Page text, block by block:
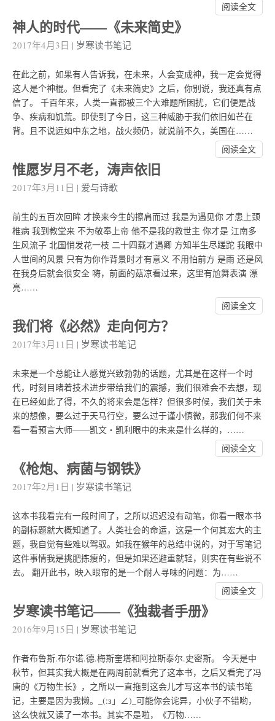
阅读全文
神人的时代——《未来简史》
2017年4月3日 | 岁寒读书笔记
在此之前，如果有人告诉我，在未来，人会变成神，我一定会觉得
这人是个神棍。但看完了《未来简史》之后，你别说，我还真有点
信了。 千百年来，人类一直都被三个大难题所困扰，它们便是战
争、疾病和饥荒。即使到了今日，这三种威胁于我们依旧如芒在
背。且不说远如中东之地，战火频仍，就说前不久，美国在……
阅读全文
惟愿岁月不老，涛声依旧
2017年3月11日 | 爱与诗歌
前生的五百次回眸 才换来今生的擦肩而过 我是为遇见你 才患上颈
椎病 我到教堂来 不为敬奉上帝 他不是我的救世主 你才是 江南多
生风流子 北国悄发花一枝 二十四载才遇卿 方知半生尽蹉跎 我眼中
人世间的风景 只有为你作背景时才有意义 不用怕前方 是雨 还是风
在我身后就会很安全 嗨，前面的菇凉看过来，这里有尬舞表演 漂
亮……
阅读全文
我们将《必然》走向何方？
2017年3月11日 | 岁寒读书笔记
未来是一个总能让人感觉兴致勃勃的话题，尤其是在这样一个时
代，时刻目睹着技术进步带给我们的震撼，我们很难会不去想，现
在已经如此了得，不久的将来会是怎样？但很多时候，我们关于未
来的想像，要么过于天马行空，要么过于谨小慎微，那我们何不来
看一看预言大师——凯文・凯利眼中的未来是什么样的，……
阅读全文
《枪炮、病菌与钢铁》
2017年2月1日 | 岁寒读书笔记
这本书我看完有一段时间了，之所以迟迟没有动笔，你看一眼本书
的副标题就大概知道了。人类社会的命运，这是一个何其宏大的主
题，我自觉有些难以驾驭。如我在猴年的总结中说的，对于写笔记
这件事情我是挑肥拣瘦的，但是如果还避重就轻，则实在有些说不
去。 翻开此书，映入眼帘的是一个耐人寻味的问题：为……
阅读全文
岁寒读书笔记――《独裁者手册》
2016年9月15日 | 岁寒读书笔记
作者布鲁斯.布尔诺.德.梅斯奎塔和阿拉斯泰尔.史密斯。 今天是中
秋节，但其实我大概是在两周前就看完了这本书，之后又看完了冯
唐的《万物生长》，之所以一直拖到这会儿才写这本书的读书笔
记，主要是因为我懒。_(:з」∠)_可能你会诧异，小伙子不错哟，
这么快就又读了一本书。其实不是啦，《万物……